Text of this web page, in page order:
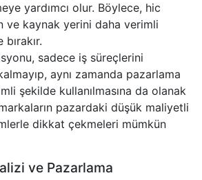
yardımcı olur. Böylece, hic
ve kaynak yerini daha verimli
sadece iş süreçlerini
aynı zamanda pazarlama
şekilde kullanılmasına da olanak
pazardaki düşük maliyetli
dikkat çekmeleri mümkün
ve Pazarlama